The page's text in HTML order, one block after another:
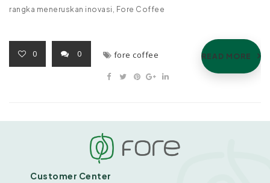
rangka meneruskan inovasi, Fore Coffee
READ MORE
0 0 fore coffee
Customer Center